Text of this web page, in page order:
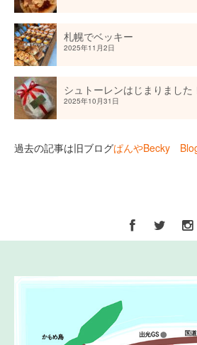
札幌でベッキー
2025年11月2日
シュトーレンはじまりました
2025年10月31日
過去の記事は旧ブログぱんやBecky